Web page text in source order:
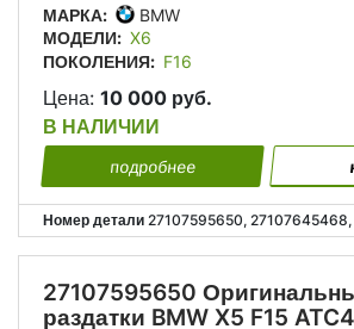
МАРКА:
BMW
МОДЕЛИ: X6
ПОКОЛЕНИЯ: F16
Цена: 10 000 руб.
В НАЛИЧИИ
подробнее
Номер детали 27107595650, 27107645468, 7595650, 7645468, 27 10 7 595 650, 27
27107595650
раздатки BMW X5 F15